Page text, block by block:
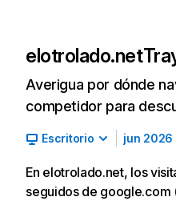
elotrolado.net
Averigua por dónde
competidor para
Escritorio jun 2026
En elotrolado.net, los
seguidos de google.com